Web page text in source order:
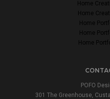
Home
Home
Home
Home
Home
POFO
301 The Greenhouse,